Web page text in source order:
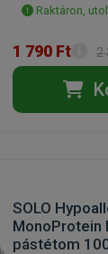
Raktáron,
1 790 Ft 2
SOLO
MonoProtein
pástétom